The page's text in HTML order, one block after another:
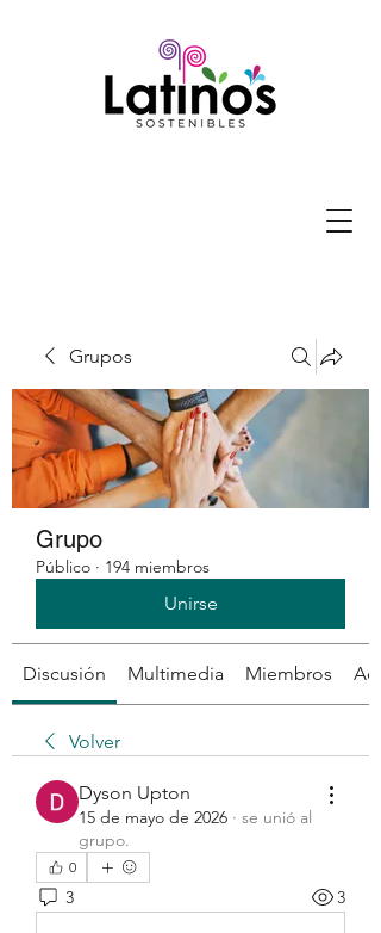
Grupos
Grupo
Público · 194 miembros
Unirse
Discusión Multimedia Miembros
Volver
Dyson Upton
15 de mayo de 2026 · se unió al
grupo.
0
3 3